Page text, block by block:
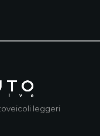
leggeri